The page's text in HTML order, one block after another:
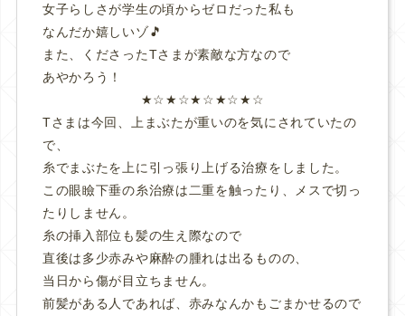
女子らしさが学生の頃からゼロだった私も
なんだか嬉しいゾ🎵
また、くださったTさまが素敵な方なので
あやかろう！
★☆★☆★☆★☆★☆
Tさまは今回、上まぶたが重いのを気にされていたの
で、
糸でまぶたを上に引っ張り上げる治療をしました。
この眼瞼下垂の糸治療は二重を触ったり、メスで切っ
たりしません。
糸の挿入部位も髪の生え際なので
直後は多少赤みや麻酔の腫れは出るものの、
当日から傷が目立ちません。
前髪がある人であれば、赤みなんかもごまかせるので